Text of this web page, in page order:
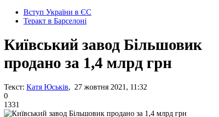
Вступ України в ЄС
Теракт в Барселоні
Київський завод Більшовик
продано за 1,4 млрд грн
Текст: Катя Юськів, 27 жовтня 2021, 11:32
0
1331